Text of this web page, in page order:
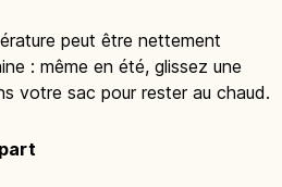
peut être nettement
: même en été, glissez une
votre sac pour rester au chaud.